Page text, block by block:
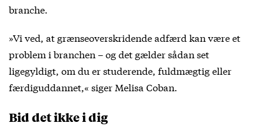
branche.
»Vi ved, at grænseoverskridende adfærd kan være et
problem i branchen – og det gælder sådan set
ligegyldigt, om du er studerende, fuldmægtig eller
færdiguddannet,« siger Melisa Coban.
Bid det ikke i dig